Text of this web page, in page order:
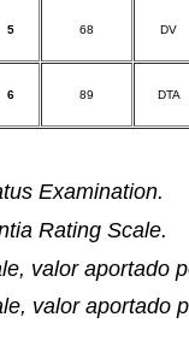
5 68 DV
6 89 DTA
Examination.
Rating Scale.
valor aportado
valor aportado